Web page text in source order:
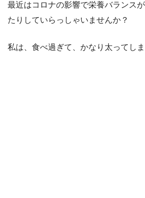
最近はコロナの影響で栄養バランス
たりしていらっしゃいませんか？
私は、食べ過ぎて、かなり太ってしま